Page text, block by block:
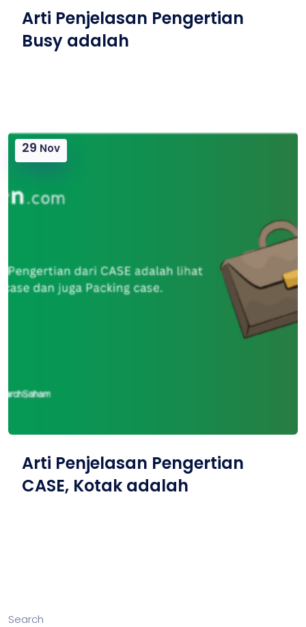
Arti Penjelasan Pengertian
Busy adalah
29 Nov
Arti Penjelasan Pengertian
CASE, Kotak adalah
Search